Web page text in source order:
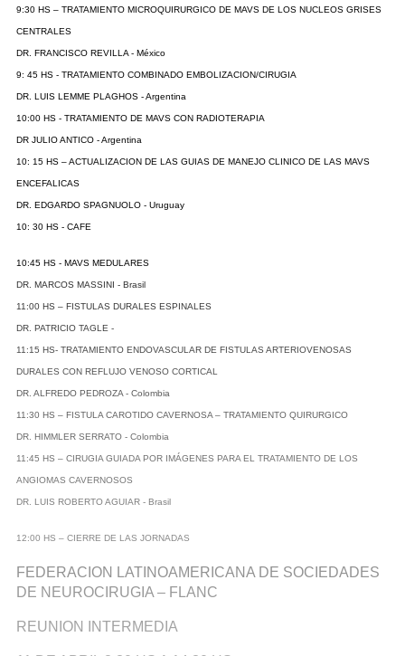
9:30 HS – TRATAMIENTO MICROQUIRURGICO DE MAVS DE LOS NUCLEOS GRISES
CENTRALES
DR. FRANCISCO REVILLA - México
9: 45 HS - TRATAMIENTO COMBINADO EMBOLIZACION/CIRUGIA
DR. LUIS LEMME PLAGHOS - Argentina
10:00 HS - TRATAMIENTO DE MAVS CON RADIOTERAPIA
DR JULIO ANTICO - Argentina
10: 15 HS – ACTUALIZACION DE LAS GUIAS DE MANEJO CLINICO DE LAS MAVS
ENCEFALICAS
DR. EDGARDO SPAGNUOLO - Uruguay
10: 30 HS - CAFE
10:45 HS - MAVS MEDULARES
DR. MARCOS MASSINI - Brasil
11:00 HS – FISTULAS DURALES ESPINALES
DR. PATRICIO TAGLE -
11:15 HS- TRATAMIENTO ENDOVASCULAR DE FISTULAS ARTERIOVENOSAS
DURALES CON REFLUJO VENOSO CORTICAL
DR. ALFREDO PEDROZA - Colombia
11:30 HS – FISTULA CAROTIDO CAVERNOSA – TRATAMIENTO QUIRURGICO
DR. HIMMLER SERRATO - Colombia
11:45 HS – CIRUGIA GUIADA POR IMÁGENES PARA EL TRATAMIENTO DE LOS
ANGIOMAS CAVERNOSOS
DR. LUIS ROBERTO AGUIAR - Brasil
12:00 HS – CIERRE DE LAS JORNADAS
FEDERACION LATINOAMERICANA DE SOCIEDADES
DE NEUROCIRUGIA – FLANC
REUNION INTERMEDIA